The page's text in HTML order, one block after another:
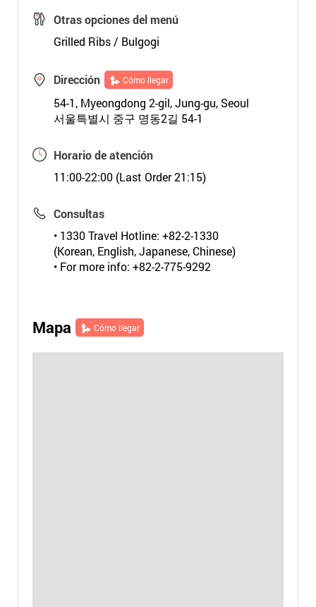
Otras opciones del menú
Grilled Ribs / Bulgogi
Dirección Cómo llegar
54-1, Myeongdong 2-gil, Jung-gu, Seoul
서울특별시 중구 명동2길 54-1
Horario de atención
11:00-22:00 (Last Order 21:15)
Consultas
• 1330 Travel Hotline: +82-2-1330
(Korean, English, Japanese, Chinese)
• For more info: +82-2-775-9292
Mapa Cómo llegar